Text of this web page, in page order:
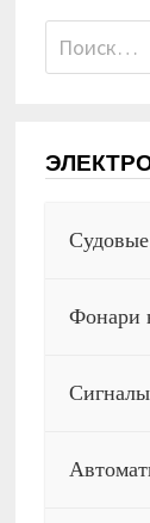
Найти:
Фонари